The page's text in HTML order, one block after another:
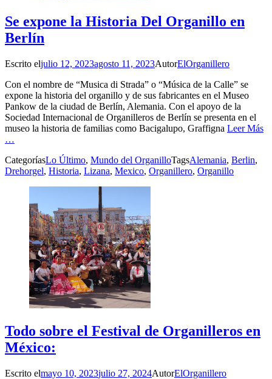
Se expone la Historia Del Organillo en
Berlín
Escrito eljulio 12, 2023agosto 11, 2023AutorElOrganillero
Con el nombre de “Musica di Strada” o “Música de la Calle” se
expone la historia del organillo y de sus fabricantes en el Museo
Pankow de la ciudad de Berlín, Alemania. Con el apoyo de la
Sociedad Internacional de Organilleros de Berlín se presenta en el
museo la historia de familias como Bacigalupo, Graffigna Leer Más
…
CategoríasLo Último, Mundo del OrganilloTagsAlemania, Berlin,
Drehorgel, Historia, Lizana, Mexico, Organillero, Organillo
Todo sobre el Festival de Organilleros en
México:
Escrito elmayo 10, 2023julio 27, 2024AutorElOrganillero